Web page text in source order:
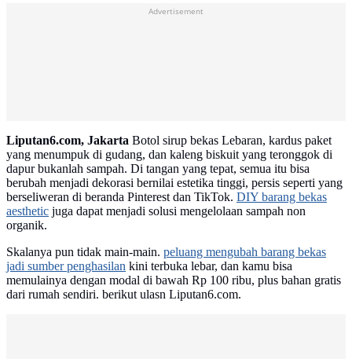
Liputan6.com, Jakarta Botol sirup bekas Lebaran, kardus paket
yang menumpuk di gudang, dan kaleng biskuit yang teronggok di
dapur bukanlah sampah. Di tangan yang tepat, semua itu bisa
berubah menjadi dekorasi bernilai estetika tinggi, persis seperti yang
berseliweran di beranda Pinterest dan TikTok. DIY barang bekas
aesthetic juga dapat menjadi solusi mengelolaan sampah non
organik.
Skalanya pun tidak main-main. peluang mengubah barang bekas
jadi sumber penghasilan kini terbuka lebar, dan kamu bisa
memulainya dengan modal di bawah Rp 100 ribu, plus bahan gratis
dari rumah sendiri. berikut ulasn Liputan6.com.